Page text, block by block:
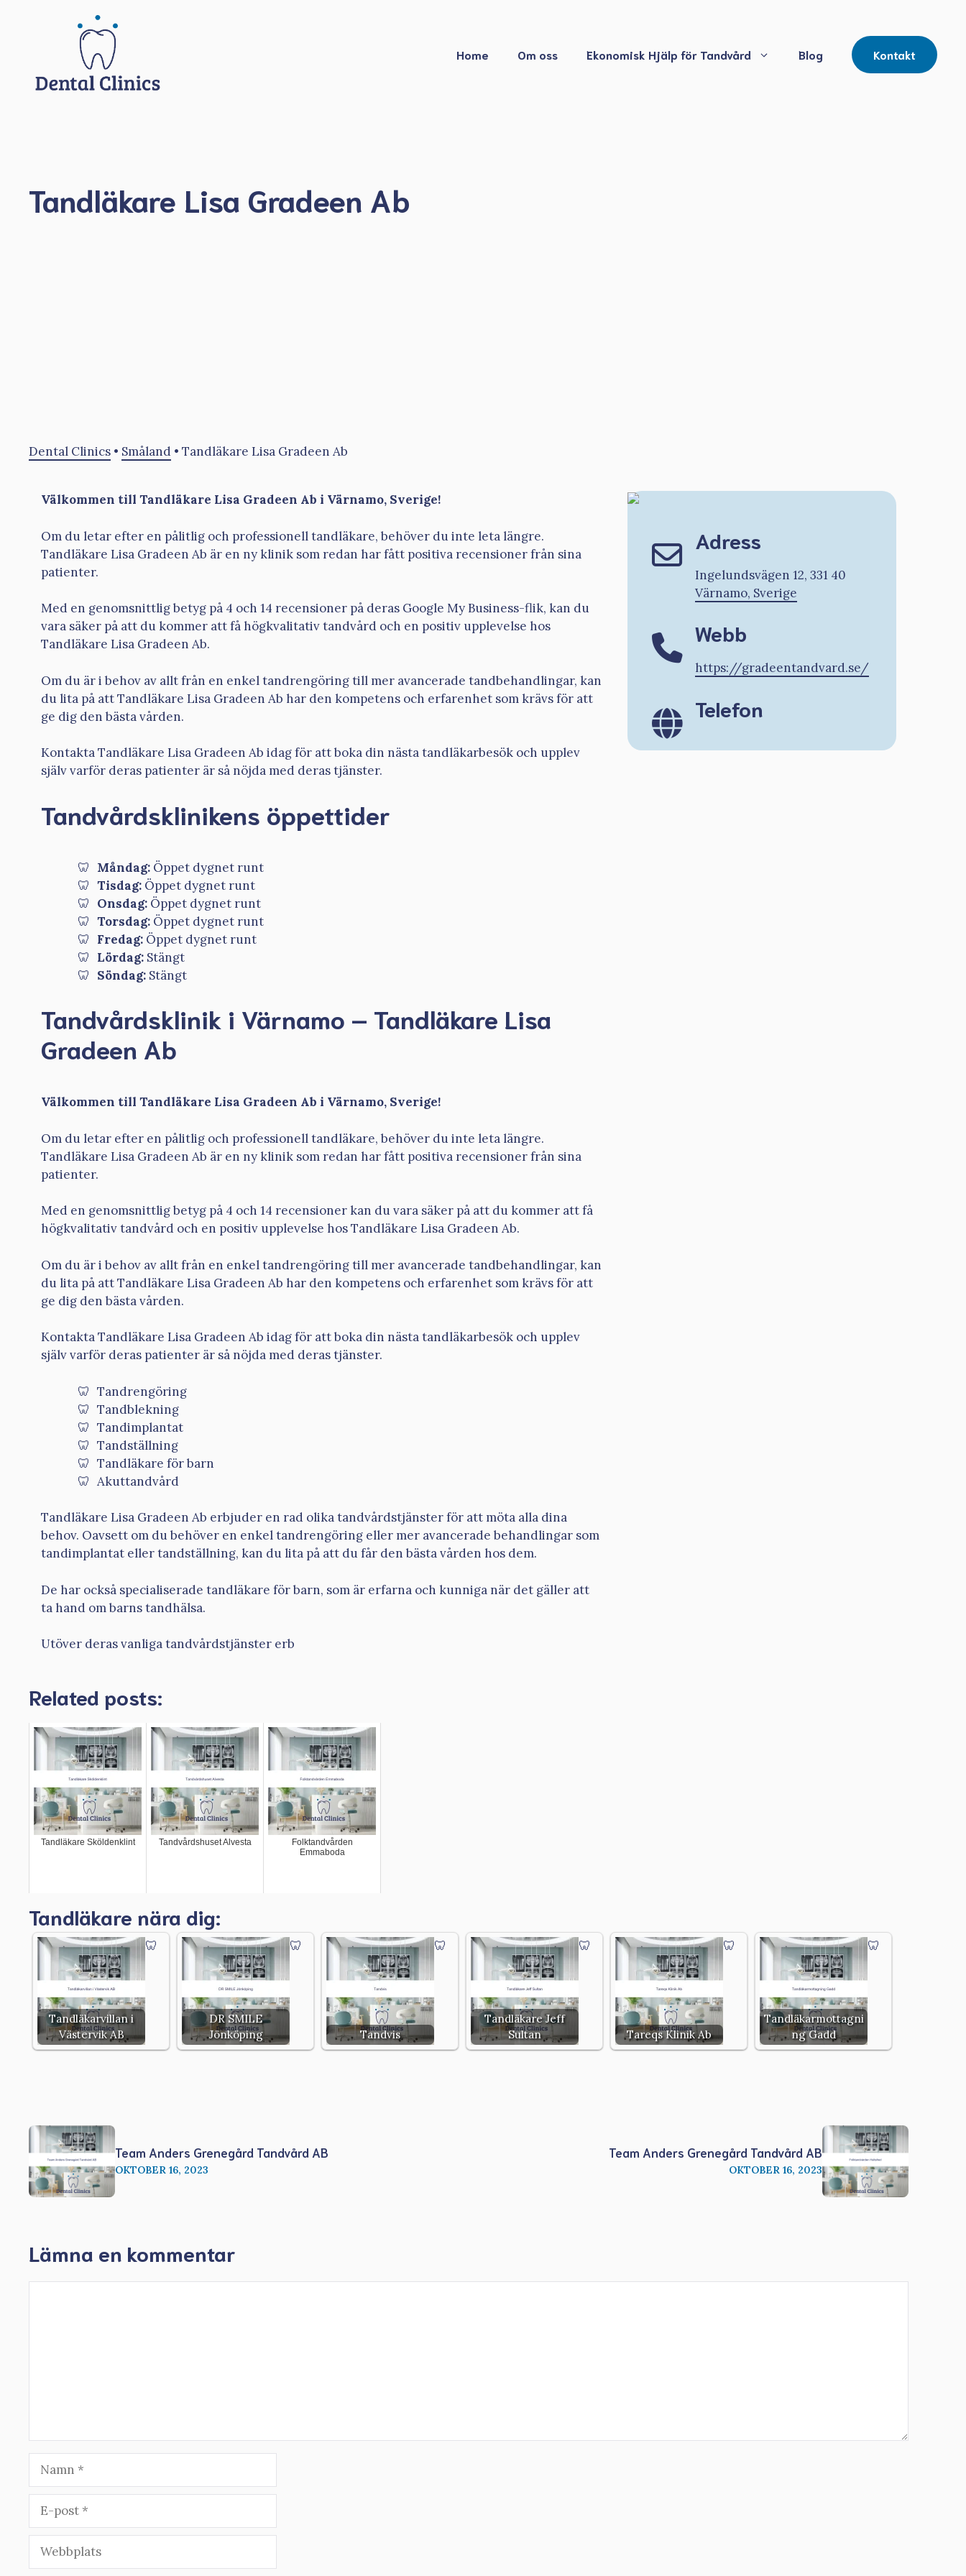
Home Om oss Ekonomisk Hjälp för Tandvård Blog Kontakt
Tandläkare Lisa Gradeen Ab
Dental Clinics • Småland • Tandläkare Lisa Gradeen Ab
Välkommen till Tandläkare Lisa Gradeen Ab i Värnamo, Sverige!
Om du letar efter en pålitlig och professionell tandläkare, behöver du inte leta längre.
Tandläkare Lisa Gradeen Ab är en ny klinik som redan har fått positiva recensioner från sina
patienter.
Med en genomsnittlig betyg på 4 och 14 recensioner på deras Google My Business-flik, kan du
vara säker på att du kommer att få högkvalitativ tandvård och en positiv upplevelse hos
Tandläkare Lisa Gradeen Ab.
Om du är i behov av allt från en enkel tandrengöring till mer avancerade tandbehandlingar, kan
du lita på att Tandläkare Lisa Gradeen Ab har den kompetens och erfarenhet som krävs för att
ge dig den bästa vården.
Kontakta Tandläkare Lisa Gradeen Ab idag för att boka din nästa tandläkarbesök och upplev
själv varför deras patienter är så nöjda med deras tjänster.
Tandvårdsklinikens öppettider
Måndag: Öppet dygnet runt
Tisdag: Öppet dygnet runt
Onsdag: Öppet dygnet runt
Torsdag: Öppet dygnet runt
Fredag: Öppet dygnet runt
Lördag: Stängt
Söndag: Stängt
Tandvårdsklinik i Värnamo – Tandläkare Lisa
Gradeen Ab
Välkommen till Tandläkare Lisa Gradeen Ab i Värnamo, Sverige!
Om du letar efter en pålitlig och professionell tandläkare, behöver du inte leta längre.
Tandläkare Lisa Gradeen Ab är en ny klinik som redan har fått positiva recensioner från sina
patienter.
Med en genomsnittlig betyg på 4 och 14 recensioner kan du vara säker på att du kommer att få
högkvalitativ tandvård och en positiv upplevelse hos Tandläkare Lisa Gradeen Ab.
Om du är i behov av allt från en enkel tandrengöring till mer avancerade tandbehandlingar, kan
du lita på att Tandläkare Lisa Gradeen Ab har den kompetens och erfarenhet som krävs för att
ge dig den bästa vården.
Kontakta Tandläkare Lisa Gradeen Ab idag för att boka din nästa tandläkarbesök och upplev
själv varför deras patienter är så nöjda med deras tjänster.
Tandrengöring
Tandblekning
Tandimplantat
Tandställning
Tandläkare för barn
Akuttandvård
Tandläkare Lisa Gradeen Ab erbjuder en rad olika tandvårdstjänster för att möta alla dina
behov. Oavsett om du behöver en enkel tandrengöring eller mer avancerade behandlingar som
tandimplantat eller tandställning, kan du lita på att du får den bästa vården hos dem.
De har också specialiserade tandläkare för barn, som är erfarna och kunniga när det gäller att
ta hand om barns tandhälsa.
Utöver deras vanliga tandvårdstjänster erb
Adress
Ingelundsvägen 12, 331 40
Värnamo, Sverige
Webb
https://gradeentandvard.se/
Telefon
Related posts:
Tandläkare Sköldenklint Tandvårdshuset Alvesta
Folktandvården
Emmaboda
Tandläkare nära dig:
Tandläkarvillan i
Västervik AB
DR SMILE
Jönköping
Tandvis
Tandläkare Jeff
Sultan
Tareqs Klinik Ab
Tandläkarmottagni
ng Gadd
Team Anders Grenegård Tandvård AB
OKTOBER 16, 2023
Team Anders Grenegård Tandvård AB
OKTOBER 16, 2023
Lämna en kommentar
post
Webbplats